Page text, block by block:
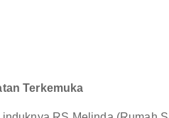
Terkemuka